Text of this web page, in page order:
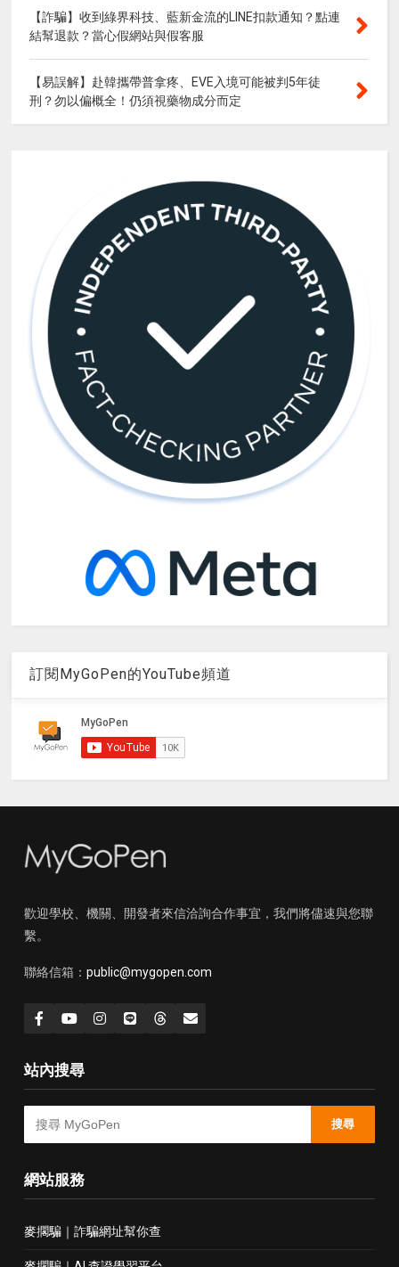
【詐騙】收到綠界科技、藍新金流的LINE扣款通知？點連
結幫退款？當心假網站與假客服
【易誤解】赴韓攜帶普拿疼、EVE入境可能被判5年徒
刑？勿以偏概全！仍須視藥物成分而定
訂閱MyGoPen的YouTube頻道
歡迎學校、機關、開發者來信洽詢合作事宜，我們將儘速與您聯
繫。
聯絡信箱： public@mygopen.com
站內搜尋
搜尋
網站服務
麥擱騙｜詐騙網址幫你查